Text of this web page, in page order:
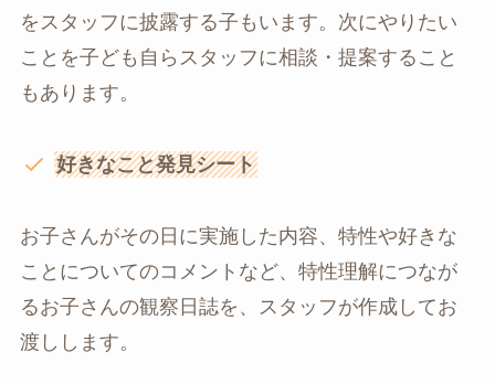
をスタッフに披露する子もいます。次にやりたい
ことを子ども自らスタッフに相談・提案すること
もあります。
好きなこと発見シート
お子さんがその日に実施した内容、特性や好きな
ことについてのコメントなど、特性理解につなが
るお子さんの観察日誌を、スタッフが作成してお
渡しします。